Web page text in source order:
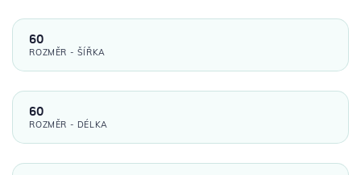
60
ROZMĚR - ŠÍŘKA
60
ROZMĚR - DÉLKA